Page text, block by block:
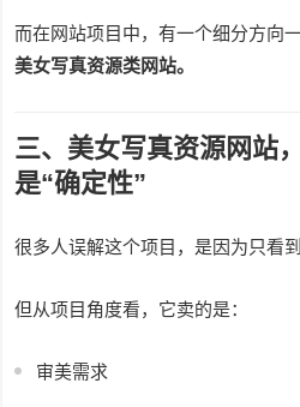
而在网站项目中，有一个细分方
美女写真资源类网站。
三、美女写真资源网站
是“确定性”
很多人误解这个项目，是因为只看到
但从项目角度看，它卖的是：
审美需求